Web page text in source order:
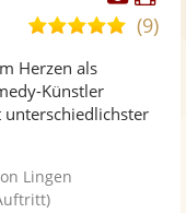
4,8
Sternen
(9)
Herzen als
Künstler
unterschiedlichster
Lingen